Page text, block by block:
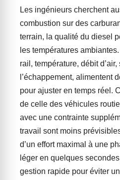
Les ingénieurs cherchent
combustion sur des
terrain, la qualité du diesel
les températures
rail, température, débit
l’échappement, alimentent
pour ajuster en temps réel.
de celle des véhicules
avec une contrainte
travail sont moins
d’un effort maximal à une
léger en quelques
gestion rapide pour éviter